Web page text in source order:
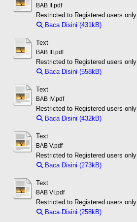
BAB II.pdf
Restricted to Registered users only
Baca Disini (431kB)
Text
BAB III.pdf
Restricted to Registered users only
Baca Disini (558kB)
Text
BAB IV.pdf
Restricted to Registered users only
Baca Disini (432kB)
Text
BAB V.pdf
Restricted to Registered users only
Baca Disini (273kB)
Text
BAB VI.pdf
Restricted to Registered users only
Baca Disini (258kB)